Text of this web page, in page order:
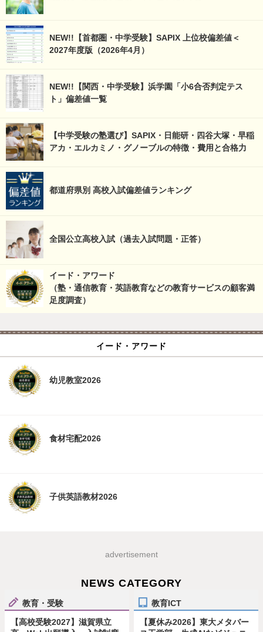
NEW!!【首都圏・中学受験】SAPIX 上位校偏差値＜
2027年度版（2026年4月）
NEW!!【関西・中学受験】浜学園「小6合否判定テス
ト」偏差値一覧
【中学受験の塾選び】SAPIX・日能研・四谷大塚・早稲
アカ・エルカミノ・グノーブルの特徴・費用と合格力
都道府県別 高校入試偏差値ランキング
全国公立高校入試（過去入試問題・正答）
イード・アワード
（塾・通信教育・英語教育などの教育サービスの顧客満
足度調査）
イード・アワード
幼児教室2026
食材宅配2026
子供英語教材2026
advertisement
NEWS CATEGORY
教育・受験
【高校受験2027】滋賀県立
教育ICT
【夏休み2026】東大メタバー